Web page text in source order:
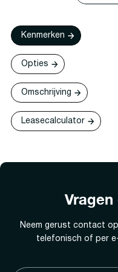
Kenmerken
Opties
Omschrijving
Leasecalculator
Neem gerust contact
telefonisch of per e-